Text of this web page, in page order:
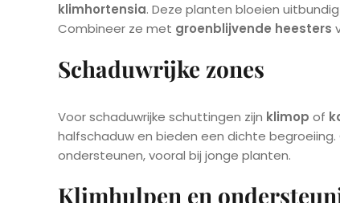
klimhortensia. Deze planten bloeien
Combineer ze met groenblijvende heesters
Schaduwrijke zones
Voor schaduwrijke schuttingen zijn klimop of
halfschaduw en bieden een dichte begroeiing.
ondersteunen, vooral bij jonge planten.
Klimhulpen en